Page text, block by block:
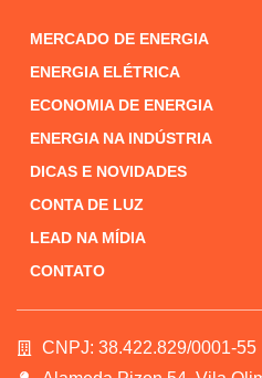
MERCADO DE ENERGIA
ENERGIA ELÉTRICA
ECONOMIA DE ENERGIA
ENERGIA NA INDÚSTRIA
DICAS E NOVIDADES
CONTA DE LUZ
LEAD NA MÍDIA
CONTATO
CNPJ: 38.422.829/0001-55